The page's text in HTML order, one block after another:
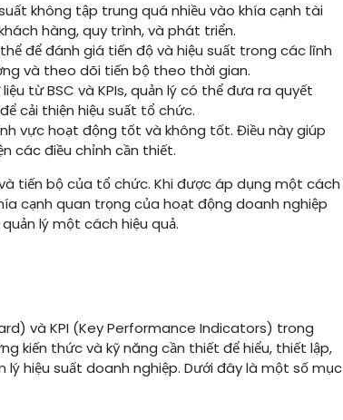
không tập trung quá nhiều vào khía cạnh tài
hàng, quy trình, và phát triển.
để đánh giá tiến độ và hiệu suất trong các lĩnh
và theo dõi tiến bộ theo thời gian.
từ BSC và KPIs, quản lý có thể đưa ra quyết
cải thiện hiệu suất tổ chức.
vực hoạt động tốt và không tốt. Điều này giúp
các điều chỉnh cần thiết.
tiến bộ của tổ chức. Khi được áp dụng một cách
cạnh quan trọng của hoạt động doanh nghiệp
lý một cách hiệu quả.
và KPI (Key Performance Indicators) trong
kiến thức và kỹ năng cần thiết để hiểu, thiết lập,
lý hiệu suất doanh nghiệp. Dưới đây là một số mục